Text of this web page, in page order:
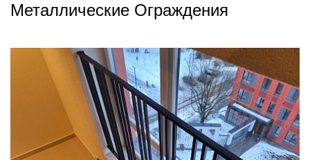
Металлические Ограждения